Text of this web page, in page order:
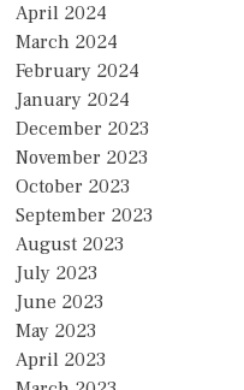
April 2024
March 2024
February 2024
January 2024
December 2023
November 2023
October 2023
September 2023
August 2023
July 2023
June 2023
May 2023
April 2023